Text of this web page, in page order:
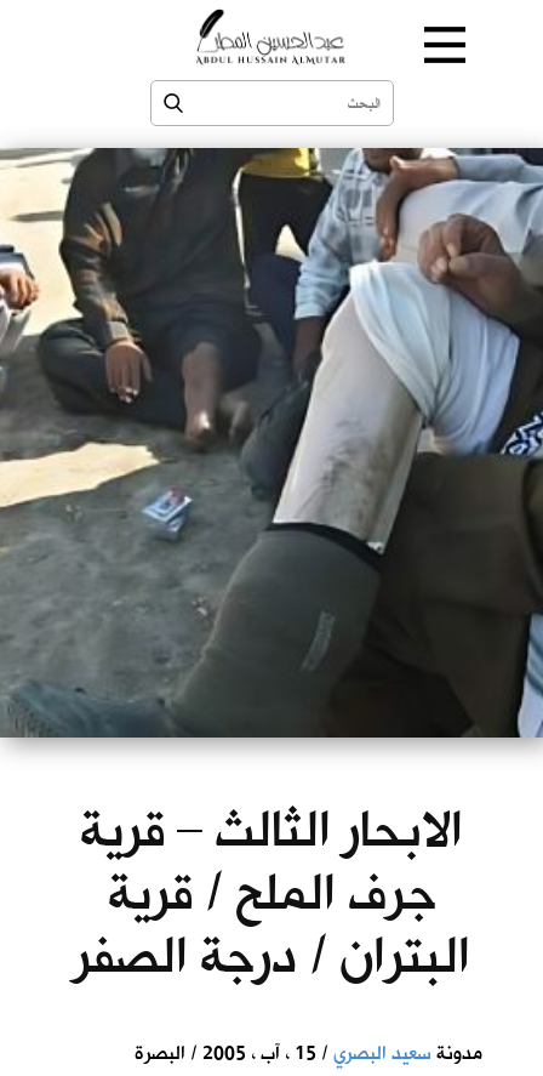
الابحار الثالث – قرية
جرف الملح / قرية
البتران / درجة الصفر
مدونةسعيد البصري/ 15 ، آب ، 2005 / البصرة